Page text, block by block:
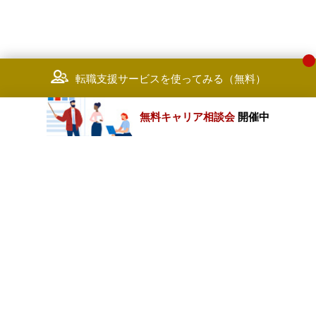
転職支援サービスを使ってみる（無料）
無料キャリア相談会 開催中